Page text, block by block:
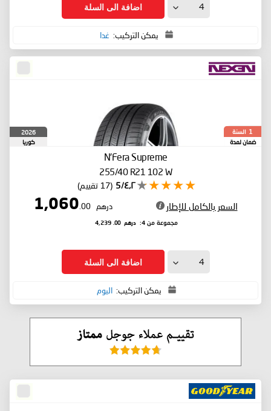
اضافة الى السلة
يمكن التركيب: غدا
1 السنة
ضمان لمدة
2026
كوريا
N'Fera Supreme
255/40 R21 102 W
٤٫٢/5 (17 تقييم)
السعر بالكامل للإطار درهم 1,060
.00
مجموعة من 4: درهم 4,239
.00
اضافة الى السلة
يمكن التركيب: اليوم